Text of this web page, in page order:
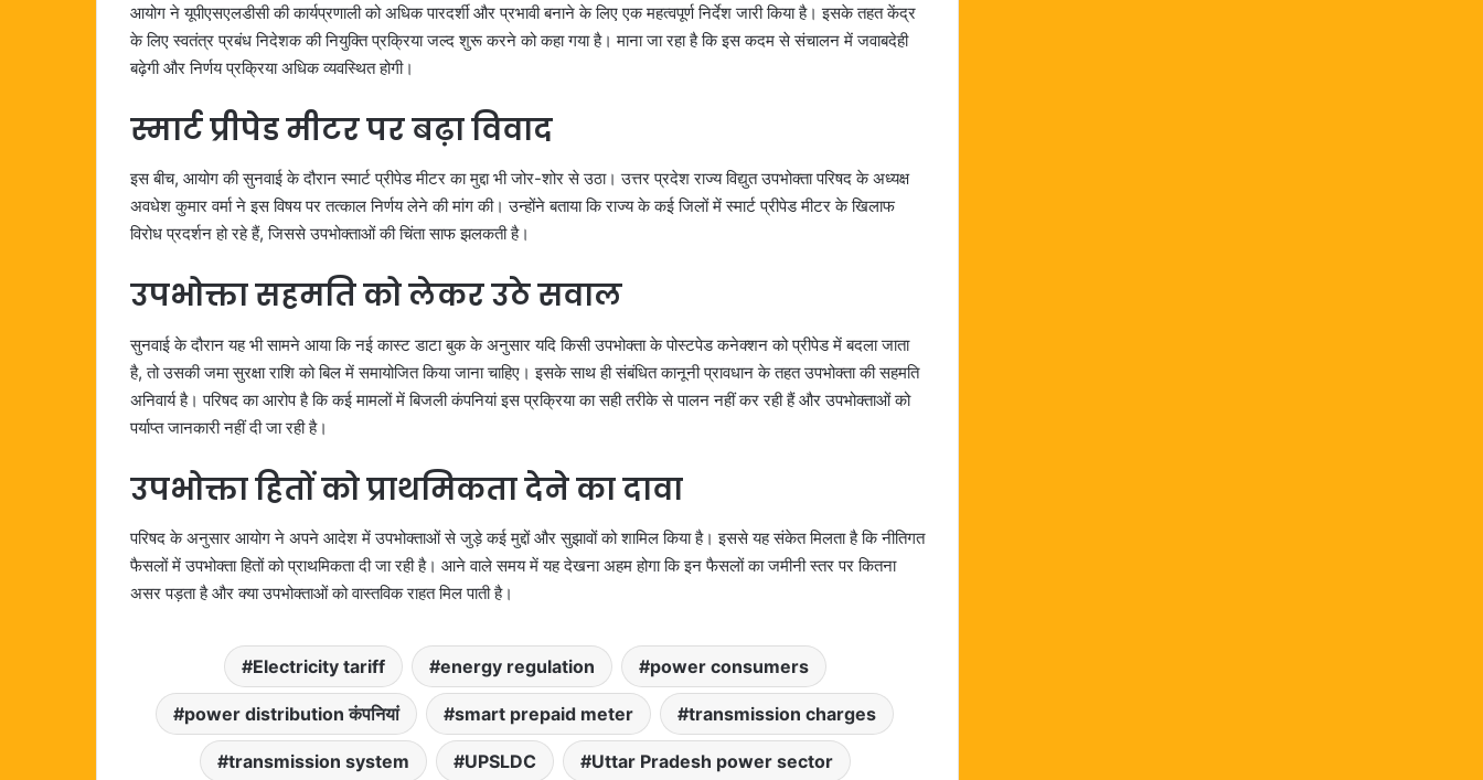
आयोग ने यूपीएसएलडीसी की कार्यप्रणाली को अधिक पारदर्शी और प्रभावी बनाने के लिए एक महत्वपूर्ण निर्देश जारी किया है। इसके तहत केंद्र
के लिए स्वतंत्र प्रबंध निदेशक की नियुक्ति प्रक्रिया जल्द शुरू करने को कहा गया है। माना जा रहा है कि इस कदम से संचालन में जवाबदेही
बढ़ेगी और निर्णय प्रक्रिया अधिक व्यवस्थित होगी।
स्मार्ट प्रीपेड मीटर पर बढ़ा विवाद
इस बीच, आयोग की सुनवाई के दौरान स्मार्ट प्रीपेड मीटर का मुद्दा भी जोर-शोर से उठा। उत्तर प्रदेश राज्य विद्युत उपभोक्ता परिषद के अध्यक्ष
अवधेश कुमार वर्मा ने इस विषय पर तत्काल निर्णय लेने की मांग की। उन्होंने बताया कि राज्य के कई जिलों में स्मार्ट प्रीपेड मीटर के खिलाफ
विरोध प्रदर्शन हो रहे हैं, जिससे उपभोक्ताओं की चिंता साफ झलकती है।
उपभोक्ता सहमति को लेकर उठे सवाल
सुनवाई के दौरान यह भी सामने आया कि नई कास्ट डाटा बुक के अनुसार यदि किसी उपभोक्ता के पोस्टपेड कनेक्शन को प्रीपेड में बदला जाता
है, तो उसकी जमा सुरक्षा राशि को बिल में समायोजित किया जाना चाहिए। इसके साथ ही संबंधित कानूनी प्रावधान के तहत उपभोक्ता की सहमति
अनिवार्य है। परिषद का आरोप है कि कई मामलों में बिजली कंपनियां इस प्रक्रिया का सही तरीके से पालन नहीं कर रही हैं और उपभोक्ताओं को
पर्याप्त जानकारी नहीं दी जा रही है।
उपभोक्ता हितों को प्राथमिकता देने का दावा
परिषद के अनुसार आयोग ने अपने आदेश में उपभोक्ताओं से जुड़े कई मुद्दों और सुझावों को शामिल किया है। इससे यह संकेत मिलता है कि नीतिगत
फैसलों में उपभोक्ता हितों को प्राथमिकता दी जा रही है। आने वाले समय में यह देखना अहम होगा कि इन फैसलों का जमीनी स्तर पर कितना
असर पड़ता है और क्या उपभोक्ताओं को वास्तविक राहत मिल पाती है।
Electricity tariff energy regulation power consumers
power distribution कंपनियां smart prepaid meter transmission charges
transmission system UPSLDC Uttar Pradesh power sector